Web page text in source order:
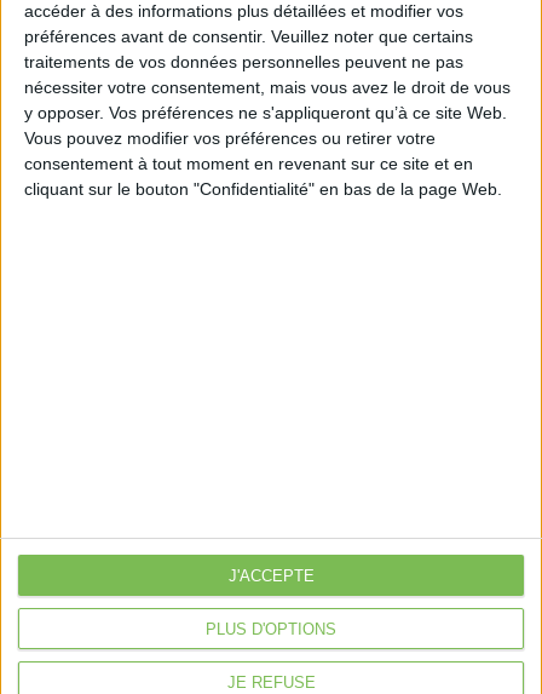
accéder à des informations plus détaillées et modifier vos
préférences avant de consentir. Veuillez noter que certains
traitements de vos données personnelles peuvent ne pas
nécessiter votre consentement, mais vous avez le droit de vous
y opposer. Vos préférences ne s'appliqueront qu’à ce site Web.
Vous pouvez modifier vos préférences ou retirer votre
consentement à tout moment en revenant sur ce site et en
cliquant sur le bouton "Confidentialité" en bas de la page Web.
PLUS D'OPTIONS
JE REFUSE
J'ACCEPTE
https://www.eurex.fr/k4_19480200/
Découvrir Cotélib
Violette la comptable
Déclaration Impôt sur le Revenu